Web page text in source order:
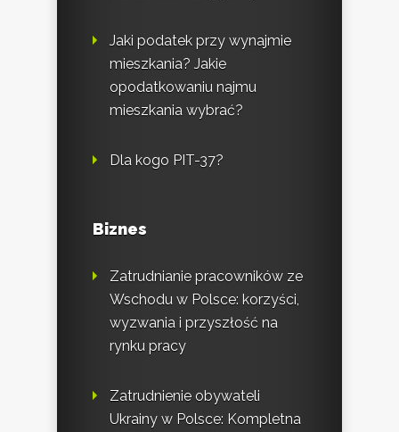
Jaki podatek przy wynajmie
mieszkania? Jakie
opodatkowaniu najmu
mieszkania wybrać?
Dla kogo PIT-37?
Biznes
Zatrudnianie pracowników ze
Wschodu w Polsce: korzyści,
wyzwania i przyszłość na
rynku pracy
Zatrudnienie obywateli
Ukrainy w Polsce: Kompletna